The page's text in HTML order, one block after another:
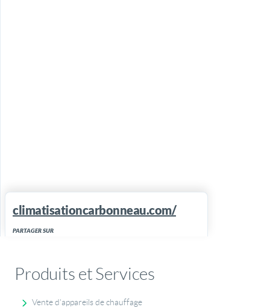
climatisationcarbonneau.com/
PARTAGER SUR
Produits et Services
Vente d'appareils de chauffage